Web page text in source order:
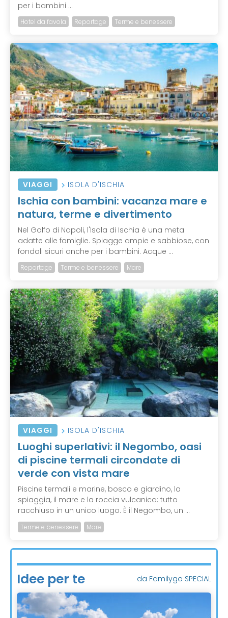
per i bambini ...
Hotel da favola Reportage Terme e benessere
VIAGGI ISOLA D'ISCHIA
Ischia con bambini: vacanza mare e
natura, terme e divertimento
Nel Golfo di Napoli, l'Isola di Ischia è una meta
adatte alle famiglie. Spiagge ampie e sabbiose, con
fondali sicuri anche per i bambini. Acque ...
Reportage Terme e benessere Mare
VIAGGI ISOLA D'ISCHIA
Luoghi superlativi: il Negombo, oasi
di piscine termali circondate di
verde con vista mare
Piscine termali e marine, bosco e giardino, la
spiaggia, il mare e la roccia vulcanica: tutto
racchiuso in un unico luogo. È il Negombo, un ...
Terme e benessere Mare
Idee per te da Familygo SPECIAL